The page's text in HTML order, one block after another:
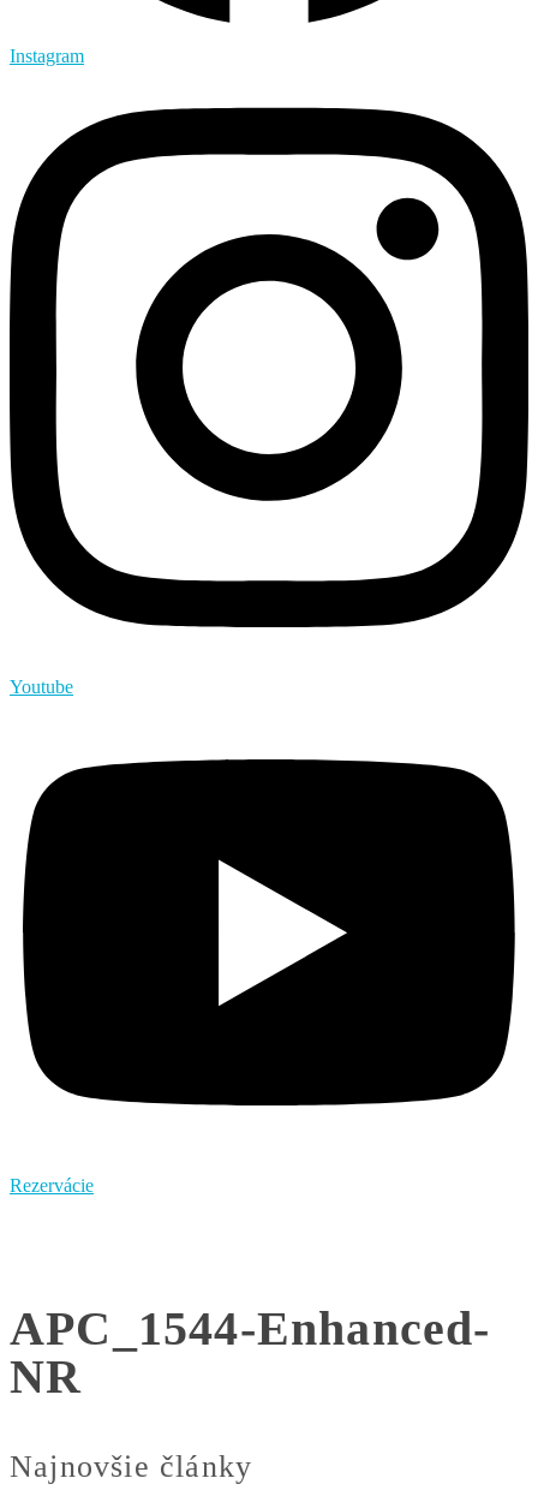
Instagram
Youtube
Rezervácie
APC_1544-Enhanced-
NR
Najnovšie články